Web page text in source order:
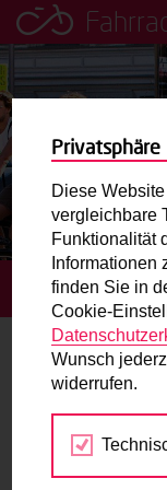
Leih dir einfach ein
Jugendliche
Radweg-
Routenplaner
Mit dem Fahrrad
beste Route.
Wunschbox
Sie haben ein
STARTSEITE
Tipps zum
07.01.2013
Blog
Privatsphäre
Diese
vergleichbare
Funktionalität
Informationen
finden Sie in
Cookie-
Wunsch
widerrufen.